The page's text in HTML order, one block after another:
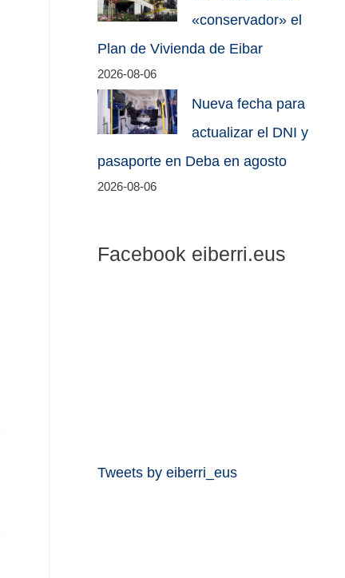
«conservador» el
Plan de Vivienda de Eibar
2026-08-06
Nueva fecha para
actualizar el DNI y
pasaporte en Deba en agosto
2026-08-06
Facebook eiberri.eus
Tweets by eiberri_eus